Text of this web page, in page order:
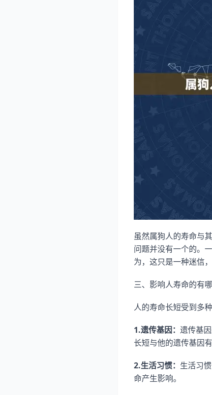
虽然属狗人的寿命与
问题并没有一个的。
为，这只是一种迷信
三、影响人寿命的有哪
人的寿命长短受到多
1.遗传基因： 遗传基
长短与他的遗传基因
2.生活习惯： 生活习
命产生影响。